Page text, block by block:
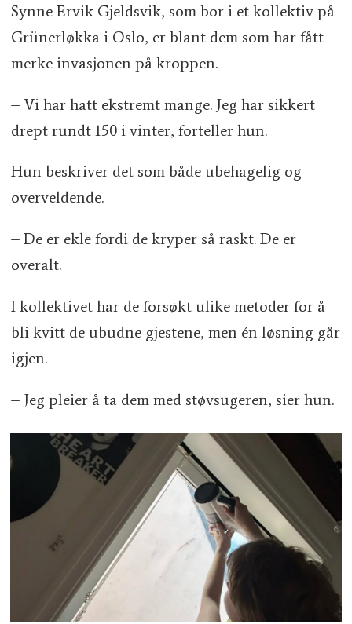
Synne Ervik Gjeldsvik, som bor i et kollektiv på
Grünerløkka i Oslo, er blant dem som har fått
merke invasjonen på kroppen.
– Vi har hatt ekstremt mange. Jeg har sikkert
drept rundt 150 i vinter, forteller hun.
Hun beskriver det som både ubehagelig og
overveldende.
– De er ekle fordi de kryper så raskt. De er
overalt.
I kollektivet har de forsøkt ulike metoder for å
bli kvitt de ubudne gjestene, men én løsning går
igjen.
– Jeg pleier å ta dem med støvsugeren, sier hun.